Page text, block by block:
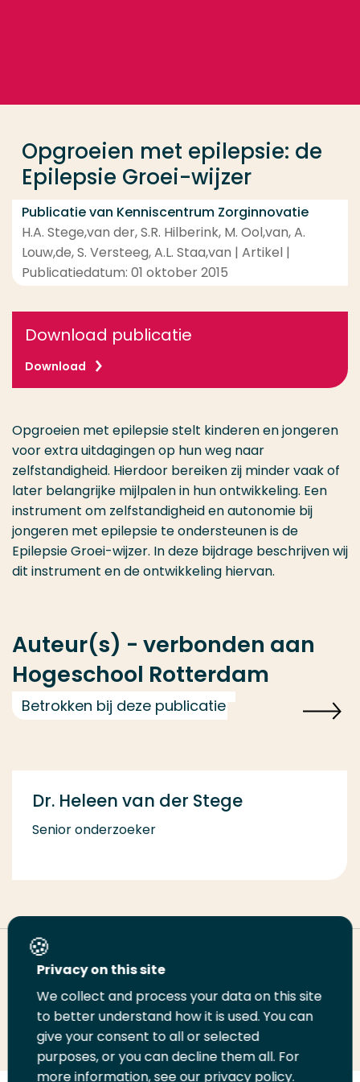
Opgroeien met epilepsie: de
Epilepsie Groei-wijzer
Publicatie van Kenniscentrum Zorginnovatie
H.A. Stege,van der, S.R. Hilberink, M. Ool,van, A.
Louw,de, S. Versteeg, A.L. Staa,van | Artikel |
Publicatiedatum: 01 oktober 2015
Download publicatie
Download
Opgroeien met epilepsie stelt kinderen en jongeren
voor extra uitdagingen op hun weg naar
zelfstandigheid. Hierdoor bereiken zij minder vaak of
later belangrijke mijlpalen in hun ontwikkeling. Een
instrument om zelfstandigheid en autonomie bij
jongeren met epilepsie te ondersteunen is de
Epilepsie Groei-wijzer. In deze bijdrage beschrijven wij
dit instrument en de ontwikkeling hiervan.
Auteur(s) - verbonden aan
Hogeschool Rotterdam
Betrokken bij deze publicatie
Dr. Heleen van der Stege
Senior onderzoeker
Deel deze pagina
Deel
LinkedIn
Deel
op
Twitter
Deel
op
Facebook
Email
deze
pagina
Print
deze
pagina
Contact
Privacy on this site
We collect and process your data on this site
to better understand how it is used. You can
give your consent to all or selected
purposes, or you can decline them all. For
more information, see our privacy policy.